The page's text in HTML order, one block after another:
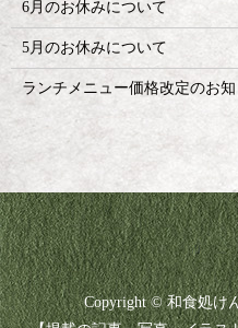
6月のお休みについて
5月のお休みについて
ランチメニュー価格改定のお
Copyright © 和食処け